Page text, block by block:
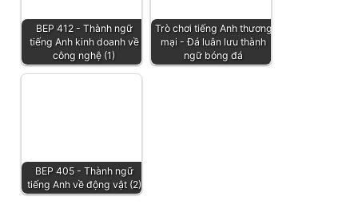
BEP 412 - Thành ngữ
tiếng Anh kinh doanh về
công nghệ (1)
Trò chơi tiếng Anh thương
mại - Đá luân lưu thành
ngữ bóng đá
BEP 405 - Thành ngữ
tiếng Anh về động vật (2)